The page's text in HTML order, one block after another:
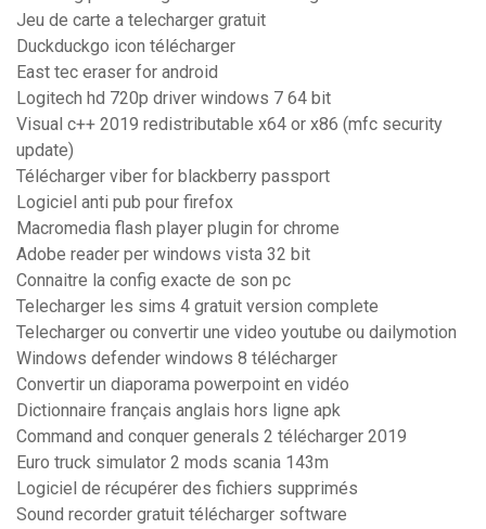
Jeu de carte a telecharger gratuit
Duckduckgo icon télécharger
East tec eraser for android
Logitech hd 720p driver windows 7 64 bit
Visual c++ 2019 redistributable x64 or x86 (mfc security
update)
Télécharger viber for blackberry passport
Logiciel anti pub pour firefox
Macromedia flash player plugin for chrome
Adobe reader per windows vista 32 bit
Connaitre la config exacte de son pc
Telecharger les sims 4 gratuit version complete
Telecharger ou convertir une video youtube ou dailymotion
Windows defender windows 8 télécharger
Convertir un diaporama powerpoint en vidéo
Dictionnaire français anglais hors ligne apk
Command and conquer generals 2 télécharger 2019
Euro truck simulator 2 mods scania 143m
Logiciel de récupérer des fichiers supprimés
Sound recorder gratuit télécharger software